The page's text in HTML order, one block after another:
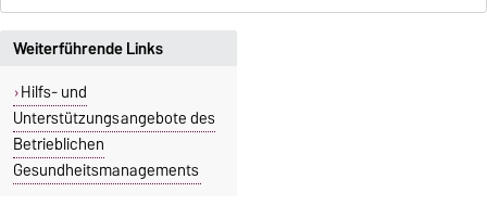
Weiterführende Links
Hilfs- und
Unterstützungsangebote des
Betrieblichen
Gesundheitsmanagements